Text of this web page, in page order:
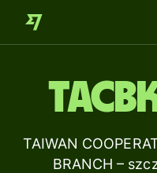
TAIWAN
BRANCH –